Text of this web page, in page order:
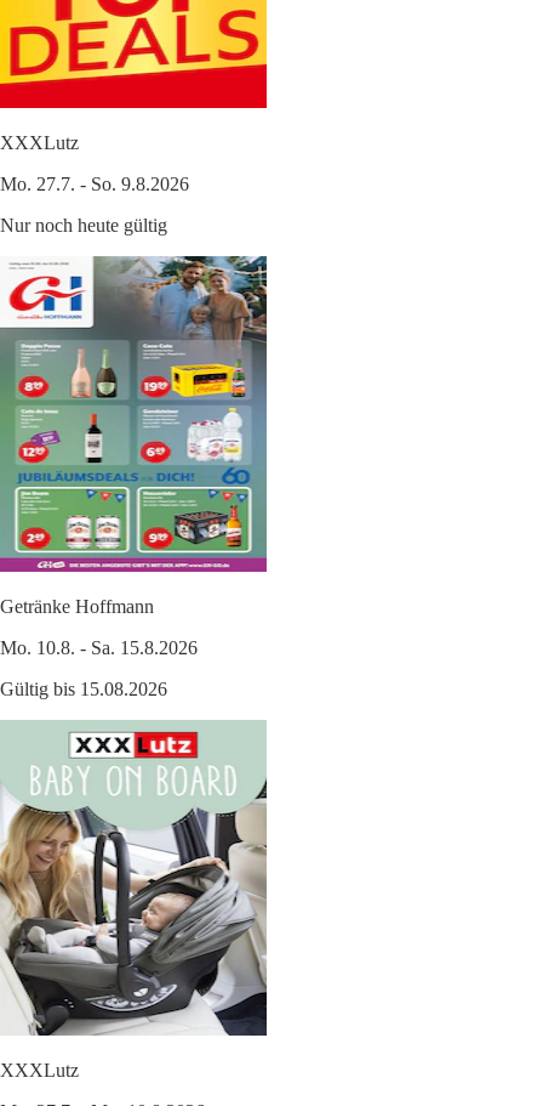
XXXLutz
Mo. 27.7. - So. 9.8.2026
Nur noch heute gültig
Getränke Hoffmann
Mo. 10.8. - Sa. 15.8.2026
Gültig bis 15.08.2026
XXXLutz